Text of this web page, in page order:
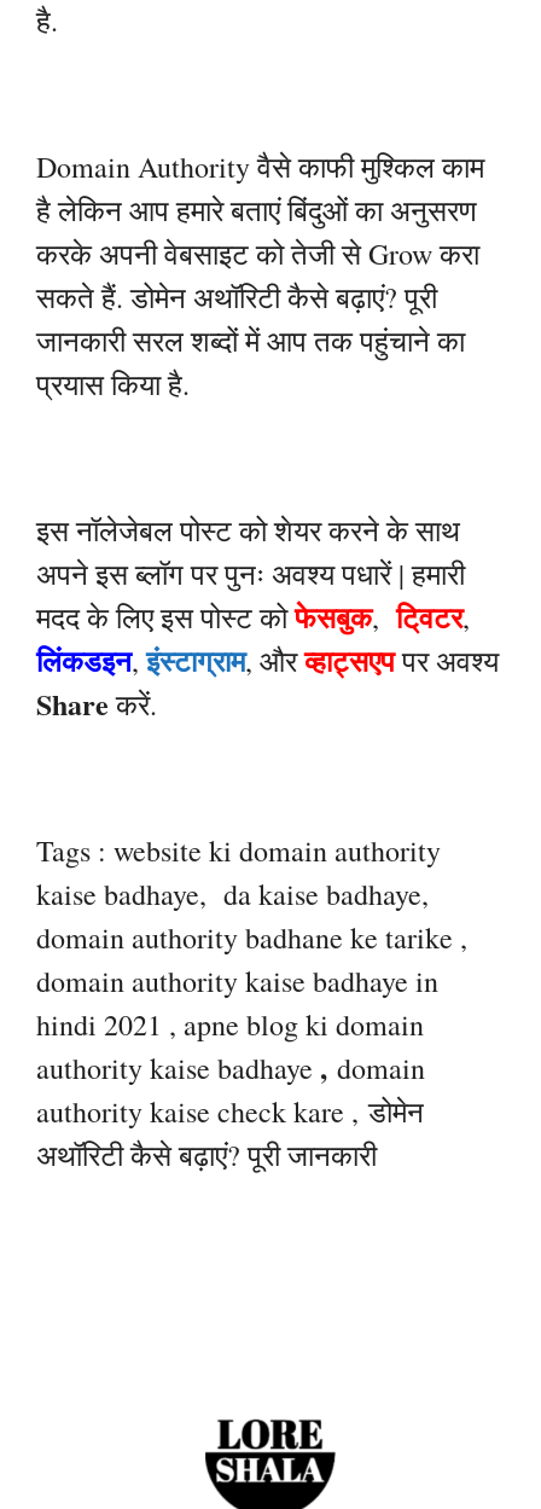
है.
Domain Authority वैसे काफी मुश्किल काम
है लेकिन आप हमारे बताएं बिंदुओं का अनुसरण
करके अपनी वेबसाइट को तेजी से Grow करा
सकते हैं. डोमेन अथॉरिटी कैसे बढ़ाएं? पूरी
जानकारी सरल शब्दों में आप तक पहुंचाने का
प्रयास किया है.
इस नॉलेजेबल पोस्ट को शेयर करने के साथ
अपने इस ब्लॉग पर पुनः अवश्य पधारें |हमारी
मदद के लिए इस पोस्ट कोफेसबुक,टि्वटर,
लिंकडइन,इंस्टाग्राम, औरव्हाट्सएपपर अवश्य
Shareकरें.
Tags : website ki domain authority
kaise badhaye, da kaise badhaye,
domain authority badhane ke tarike ,
domain authority kaise badhaye in
hindi 2021 , apne blog ki domain
authority kaise badhaye , domain
authority kaise check kare ,डोमेन
अथॉरिटी कैसे बढ़ाएं? पूरी जानकारी